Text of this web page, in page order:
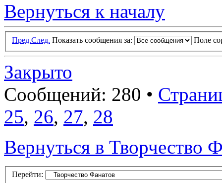
Вернуться к началу
Пред.След. Показать сообщения за: Поле
Закрыто
Сообщений: 280 •
25, 26, 27, 28
Вернуться в Творчество
Перейти: